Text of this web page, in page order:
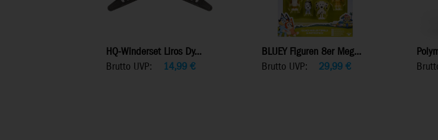
HQ-Winderset Liros Dy...
Brutto UVP:
14,99 €
BLUEY Figuren 8er Meg...
Brutto UVP:
29,99€